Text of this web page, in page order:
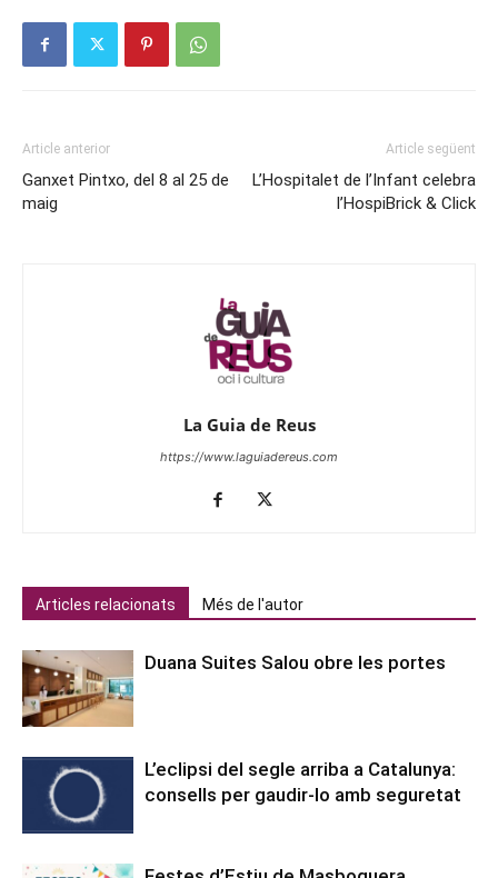
Article anterior
Ganxet Pintxo, del 8 al 25 de
maig
Article següent
L’Hospitalet de l’Infant celebra
l’HospiBrick & Click
La Guia de Reus
https://www.laguiadereus.com
Articles relacionats Més de l'autor
Duana Suites Salou obre les portes
L’eclipsi del segle arriba a Catalunya:
consells per gaudir-lo amb seguretat